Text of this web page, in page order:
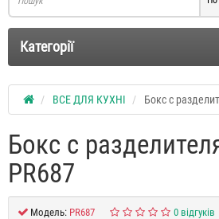
Категорії
ВСЕ ДЛЯ КУХНІ Бокс с
Бокс с
PR687
Модель: PR687 0 відгуків